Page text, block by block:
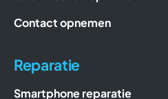
Contact opnemen
Reparatie
Smartphone reparatie